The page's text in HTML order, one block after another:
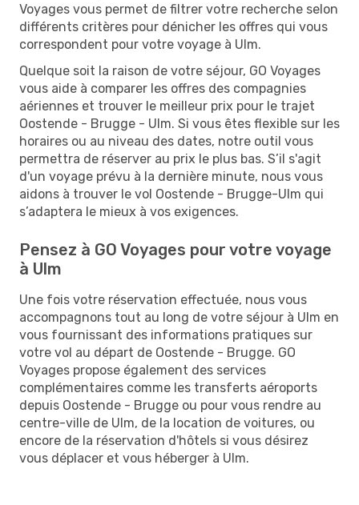
Voyages vous permet de filtrer votre recherche selon
différents critères pour dénicher les offres qui vous
correspondent pour votre voyage à Ulm.
Quelque soit la raison de votre séjour, GO Voyages
vous aide à comparer les offres des compagnies
aériennes et trouver le meilleur prix pour le trajet
Oostende - Brugge - Ulm. Si vous êtes flexible sur les
horaires ou au niveau des dates, notre outil vous
permettra de réserver au prix le plus bas. S’il s'agit
d'un voyage prévu à la dernière minute, nous vous
aidons à trouver le vol Oostende - Brugge-Ulm qui
s’adaptera le mieux à vos exigences.
Pensez à GO Voyages pour votre voyage
à Ulm
Une fois votre réservation effectuée, nous vous
accompagnons tout au long de votre séjour à Ulm en
vous fournissant des informations pratiques sur
votre vol au départ de Oostende - Brugge. GO
Voyages propose également des services
complémentaires comme les transferts aéroports
depuis Oostende - Brugge ou pour vous rendre au
centre-ville de Ulm, de la location de voitures, ou
encore de la réservation d'hôtels si vous désirez
vous déplacer et vous héberger à Ulm.